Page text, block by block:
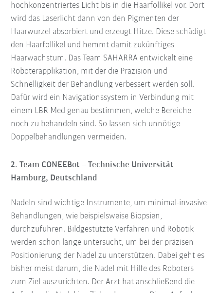
hochkonzentriertes Licht bis in die Haarfollikel vor. Dort
wird das Laserlicht dann von den Pigmenten der
Haarwurzel absorbiert und erzeugt Hitze. Diese schädigt
den Haarfollikel und hemmt damit zukünftiges
Haarwachstum. Das Team SAHARRA entwickelt eine
Roboterapplikation, mit der die Präzision und
Schnelligkeit der Behandlung verbessert werden soll.
Dafür wird ein Navigationssystem in Verbindung mit
einem LBR Med genau bestimmen, welche Bereiche
noch zu behandeln sind. So lassen sich unnötige
Doppelbehandlungen vermeiden.
2. Team CONEEBot – Technische Universität
Hamburg, Deutschland
Nadeln sind wichtige Instrumente, um minimal-invasive
Behandlungen, wie beispielsweise Biopsien,
durchzuführen. Bildgestützte Verfahren und Robotik
werden schon lange untersucht, um bei der präzisen
Positionierung der Nadel zu unterstützen. Dabei geht es
bisher meist darum, die Nadel mit Hilfe des Roboters
zum Ziel auszurichten. Der Arzt hat anschließend die